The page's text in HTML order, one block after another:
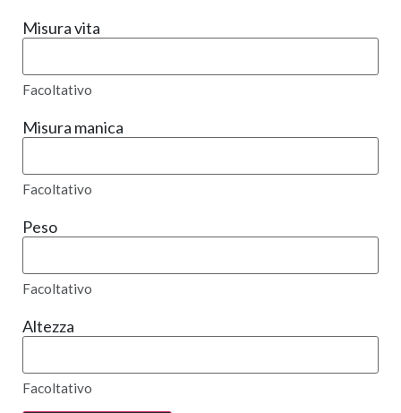
Misura vita
Facoltativo
Misura manica
Facoltativo
Peso
Facoltativo
Altezza
Facoltativo